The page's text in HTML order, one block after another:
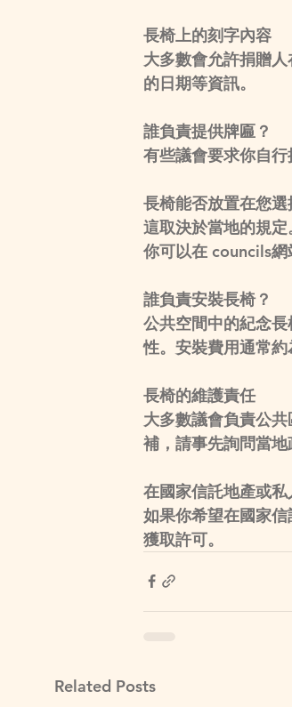
長椅上的刻字內容
大多數會允許捐贈
的日期等資訊。
誰負責提供牌匾？
有些議會要求你自行
長椅能否放置在您選
這取決於當地的規
你可以在 councils網
誰負責安裝長椅？
公共空間中的紀念
性。安裝費用通常
長椅的維護責任
大多數議會負責公
補，請事先詢問當地
在國家信託地產或
如果你希望在國家
獲取許可。
Related Posts